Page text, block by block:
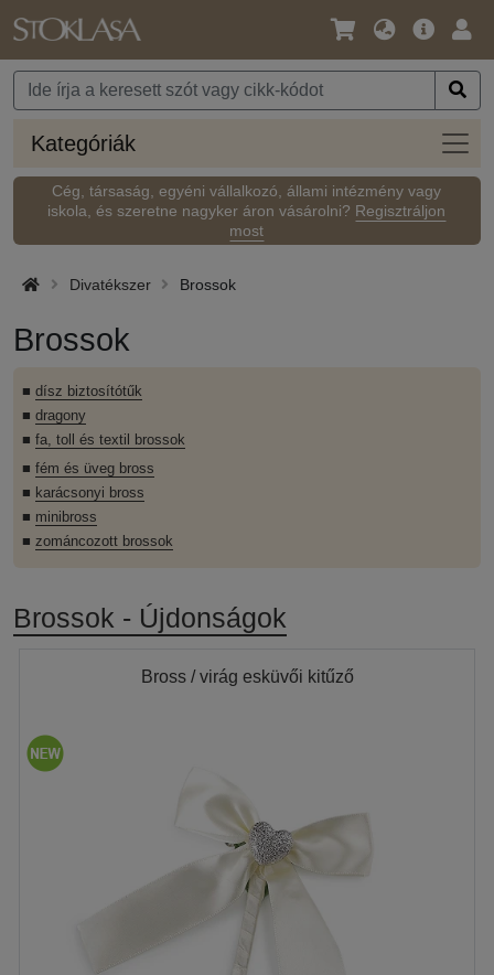
Nyelv
Pénznem
Fő
Kategóriák
Cég, társaság, egyéni vállalkozó, állami intézmény vagy
iskola, és szeretne nagyker áron vásárolni? Regisztráljon
most
Divatékszer Brossok
Brossok
■ dísz biztosítótűk
■ dragony
■ fa, toll és textil brossok
■ fém és üveg bross
■ karácsonyi bross
■ minibross
■ zománcozott brossok
Brossok - Újdonságok
Bross / virág esküvői kitűző